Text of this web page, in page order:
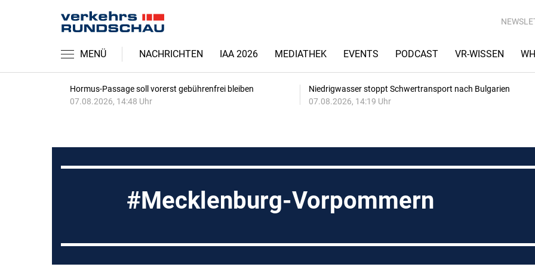
MENÜ NACHRICHTEN IAA 2026 MEDIATHEK EVENTS PODCAST VR-WISSEN
Hormus-Passage soll vorerst gebührenfrei bleiben
07.08.2026, 14:48 Uhr
Niedrigwasser stoppt Schwertransport nach Bulgarien
07.08.2026, 14:19 Uhr
Mecklenburg-Vorpommern